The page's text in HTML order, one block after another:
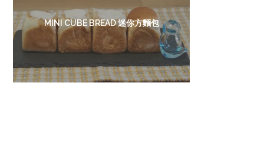
MINI CUBE BREAD 迷你方麵包